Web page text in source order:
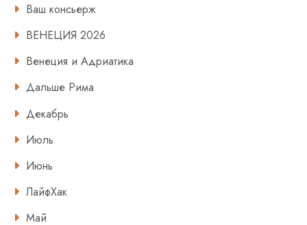
Ваш консьерж
ВЕНЕЦИЯ 2026
Венеция и Адриатика
Дальше Рима
Декабрь
Июль
Июнь
ЛайфХак
Май